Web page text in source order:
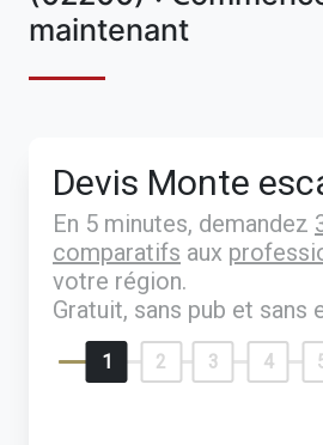
maintenant
Devis Monte
En 5 minutes, demandez
comparatifs aux
votre région.
Gratuit, sans pub et sans
1 2 3 4